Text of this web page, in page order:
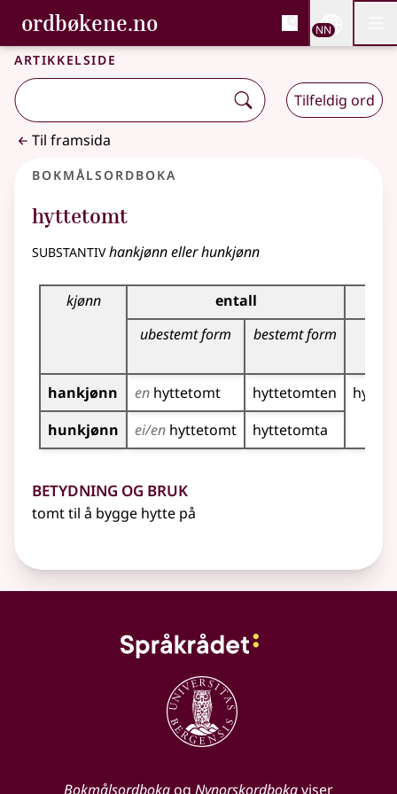
Gå til hovudinnhald
Tilgjenge
ordbøkene.no, Bokmålsordboka og
Bokmålsordboka og Nynorskordboka
NN
Artikkelside
Tilfeldig ord
Til framsida
Bokmålsordboka
hyttetomt
substantivhankjønn eller hunkjønn
Bøyingstabell for dette substantivet
kjønn
entall
ubestemt form
bestemt form
hankjønn
en hyttetomt hyttetomten
hunkjønn
ei/en hyttetomt hyttetomta
Betydning og bruk
tomt til å bygge hytte på
Bokmålsordbokaog Nynorskordbokaviser